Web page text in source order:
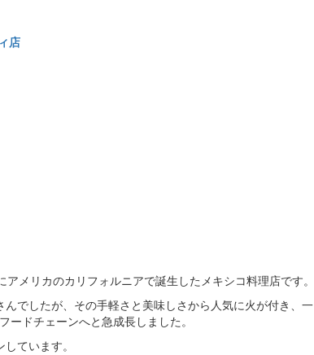
店
メリカのカリフォルニアで誕生したメキシコ料理店です。
でしたが、その手軽さと美味しさから人気に火が付き、一
ドチェーンへと急成長しました。
ています。